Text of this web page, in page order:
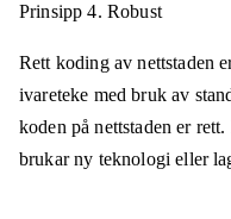
Prinsipp 4. Robust
Rett koding av nettstaden
ivareteke med bruk av
koden på nettstaden er
brukar ny teknologi eller